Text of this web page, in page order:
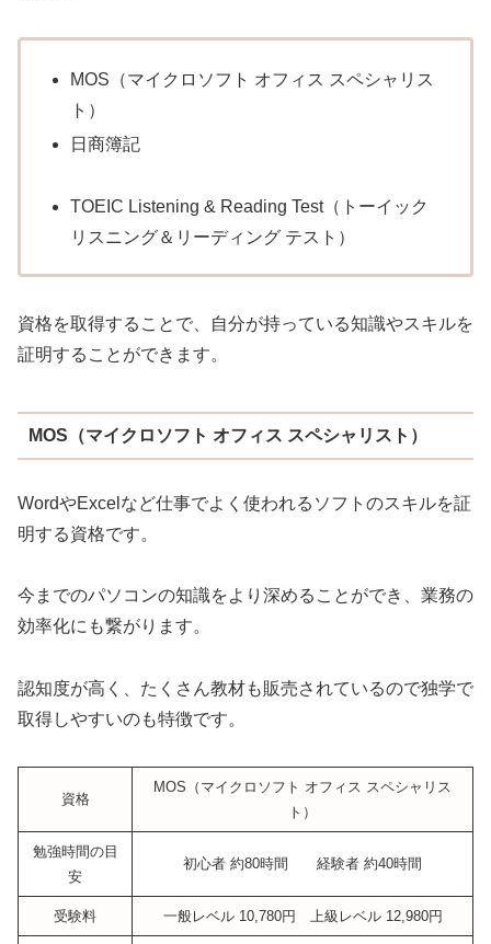
MOS（マイクロソフト オフィス スペシャリス
ト）
日商簿記
TOEIC Listening & Reading Test（トーイック
リスニング＆リーディング テスト）
資格を取得することで、自分が持っている知識やスキルを
証明することができます。
MOS（マイクロソフト オフィス スペシャリスト）
WordやExcelなど仕事でよく使われるソフトのスキルを証
明する資格です。
今までのパソコンの知識をより深めることができ、業務の
効率化にも繋がります。
認知度が高く、たくさん教材も販売されているので独学で
取得しやすいのも特徴です。
資格
MOS（マイクロソフト オフィス スペシャリス
ト）
勉強時間の目
安
初心者 約80時間 経験者 約40時間
受験料 一般レベル 10,780円 上級レベル 12,980円